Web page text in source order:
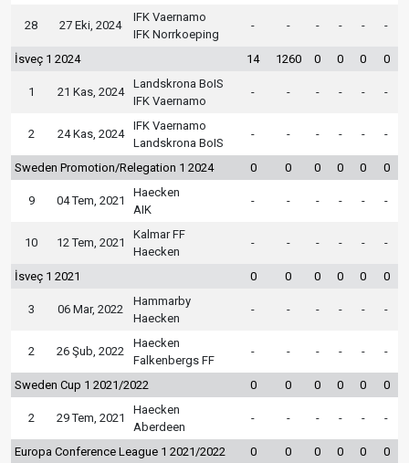
28 27 Eki, 2024
IFK Vaernamo
IFK Norrkoeping
- - - - - -
İsveç 1 2024 14 1260 0 0 0 0
1 21 Kas, 2024
Landskrona BoIS
IFK Vaernamo
- - - - - -
2 24 Kas, 2024
IFK Vaernamo
Landskrona BoIS
- - - - - -
Sweden Promotion/Relegation 1 2024 0 0 0 0 0 0
9 04 Tem, 2021
Haecken
AIK
- - - - - -
10 12 Tem, 2021
Kalmar FF
Haecken
- - - - - -
İsveç 1 2021 0 0 0 0 0 0
3 06 Mar, 2022
Hammarby
Haecken
- - - - - -
2 26 Şub, 2022
Haecken
Falkenbergs FF
- - - - - -
Sweden Cup 1 2021/2022 0 0 0 0 0 0
2 29 Tem, 2021
Haecken
Aberdeen
- - - - - -
Europa Conference League 1 2021/2022 0 0 0 0 0 0